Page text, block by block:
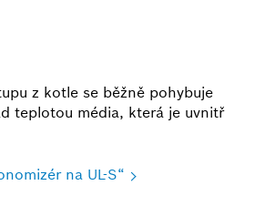
z kotle se běžně pohybuje
teplotou média, která je uvnitř
na UL-S“